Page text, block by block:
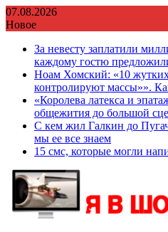
Перейти
к
07.08.2026
Новое
За невесту заплатили
каждому гостю
Ноам Хомский: «10
контролируют массы»».
«Королева латекса и
общежития до большой
С кем жил Галкин до
мы ее все знаем
15 смс, которые могли